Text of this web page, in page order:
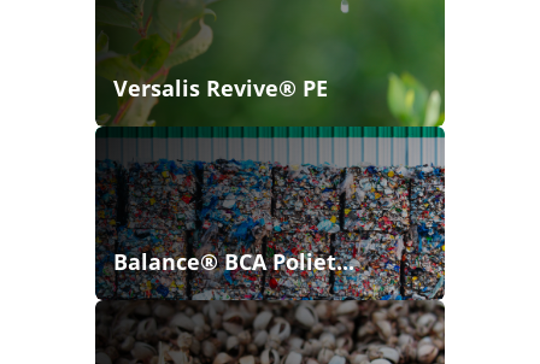
Versalis Revive® PE
Balance® BCA Poliet...